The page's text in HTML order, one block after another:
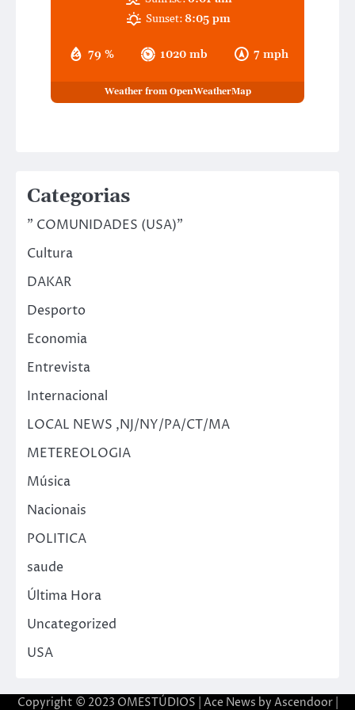
79 % 1020 mb 7 mph
Sunset:8:05 pm
Weather from OpenWeatherMap
Categorias
" COMUNIDADES (USA)"
Cultura
DAKAR
Desporto
Economia
Entrevista
Internacional
LOCAL NEWS ,NJ/NY/PA/CT/MA
METEREOLOGIA
Música
Nacionais
POLITICA
saude
Última Hora
Uncategorized
USA
Copyright © 2023 OMESTÚDIOS | Ace News by Ascendoor|